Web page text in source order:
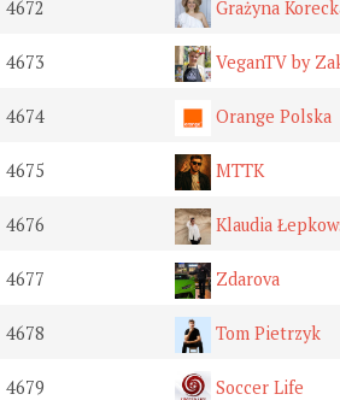
4672 Grażyna
4673 VeganTV by
4674 Orange Polska
4675 MTTK
4676 Klaudia
4677 Zdarova
4678 Tom Pietrzyk
4679 Soccer Life